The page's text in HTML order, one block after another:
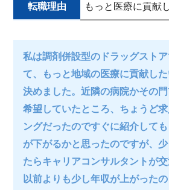
転職理由 もっと医療に貢献
私は調剤併設型のドラッグスト
て、もっと地域の医療に貢献し
決めました。近隣の病院かその
希望していたところ、ちょうど
ングだったのですぐに紹介して
が下がるかと思ったのですが、
たらキャリアコンサルタントが交
以前よりも少し年収が上がった